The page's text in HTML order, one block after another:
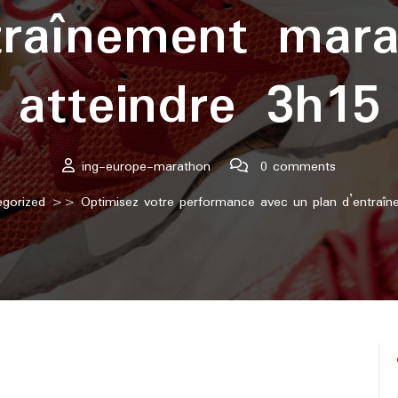
atteindre 3h15
ing-europe-marathon
0 comments
>> Optimisez votre performance avec un plan